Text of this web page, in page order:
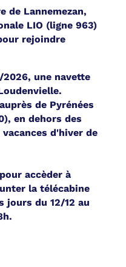
de Lannemezan,
LIO (ligne 963)
rejoindre
une navette
de Pyrénées
en dehors des
d'hiver de
accèder à
la télécabine
jours du 12/12 au